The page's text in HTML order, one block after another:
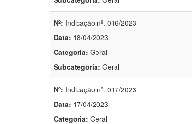
Nº: Indicação nº. 016/2023
Data: 18/04/2023
Categoria: Geral
Subcategoria: Geral
Nº: Indicação nº. 017/2023
Data: 17/04/2023
Categoria: Geral